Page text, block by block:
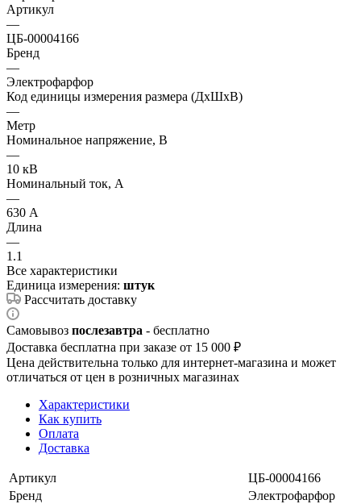
Артикул
—
ЦБ-00004166
Бренд
—
Электрофарфор
Код единицы измерения размера (ДхШхВ)
—
Метр
Номинальное напряжение, В
—
10 кВ
Номинальный ток, А
—
630 А
Длина
—
1.1
Все характеристики
Единица измерения: штук
Рассчитать доставку
Самовывоз послезавтра - бесплатно
Доставка бесплатна при заказе от 15 000 ₽
Цена действительна только для интернет-магазина и может
отличаться от цен в розничных магазинах
Характеристики
Как купить
Оплата
Доставка
Артикул
ЦБ-00004166
Бренд
Электрофарфор